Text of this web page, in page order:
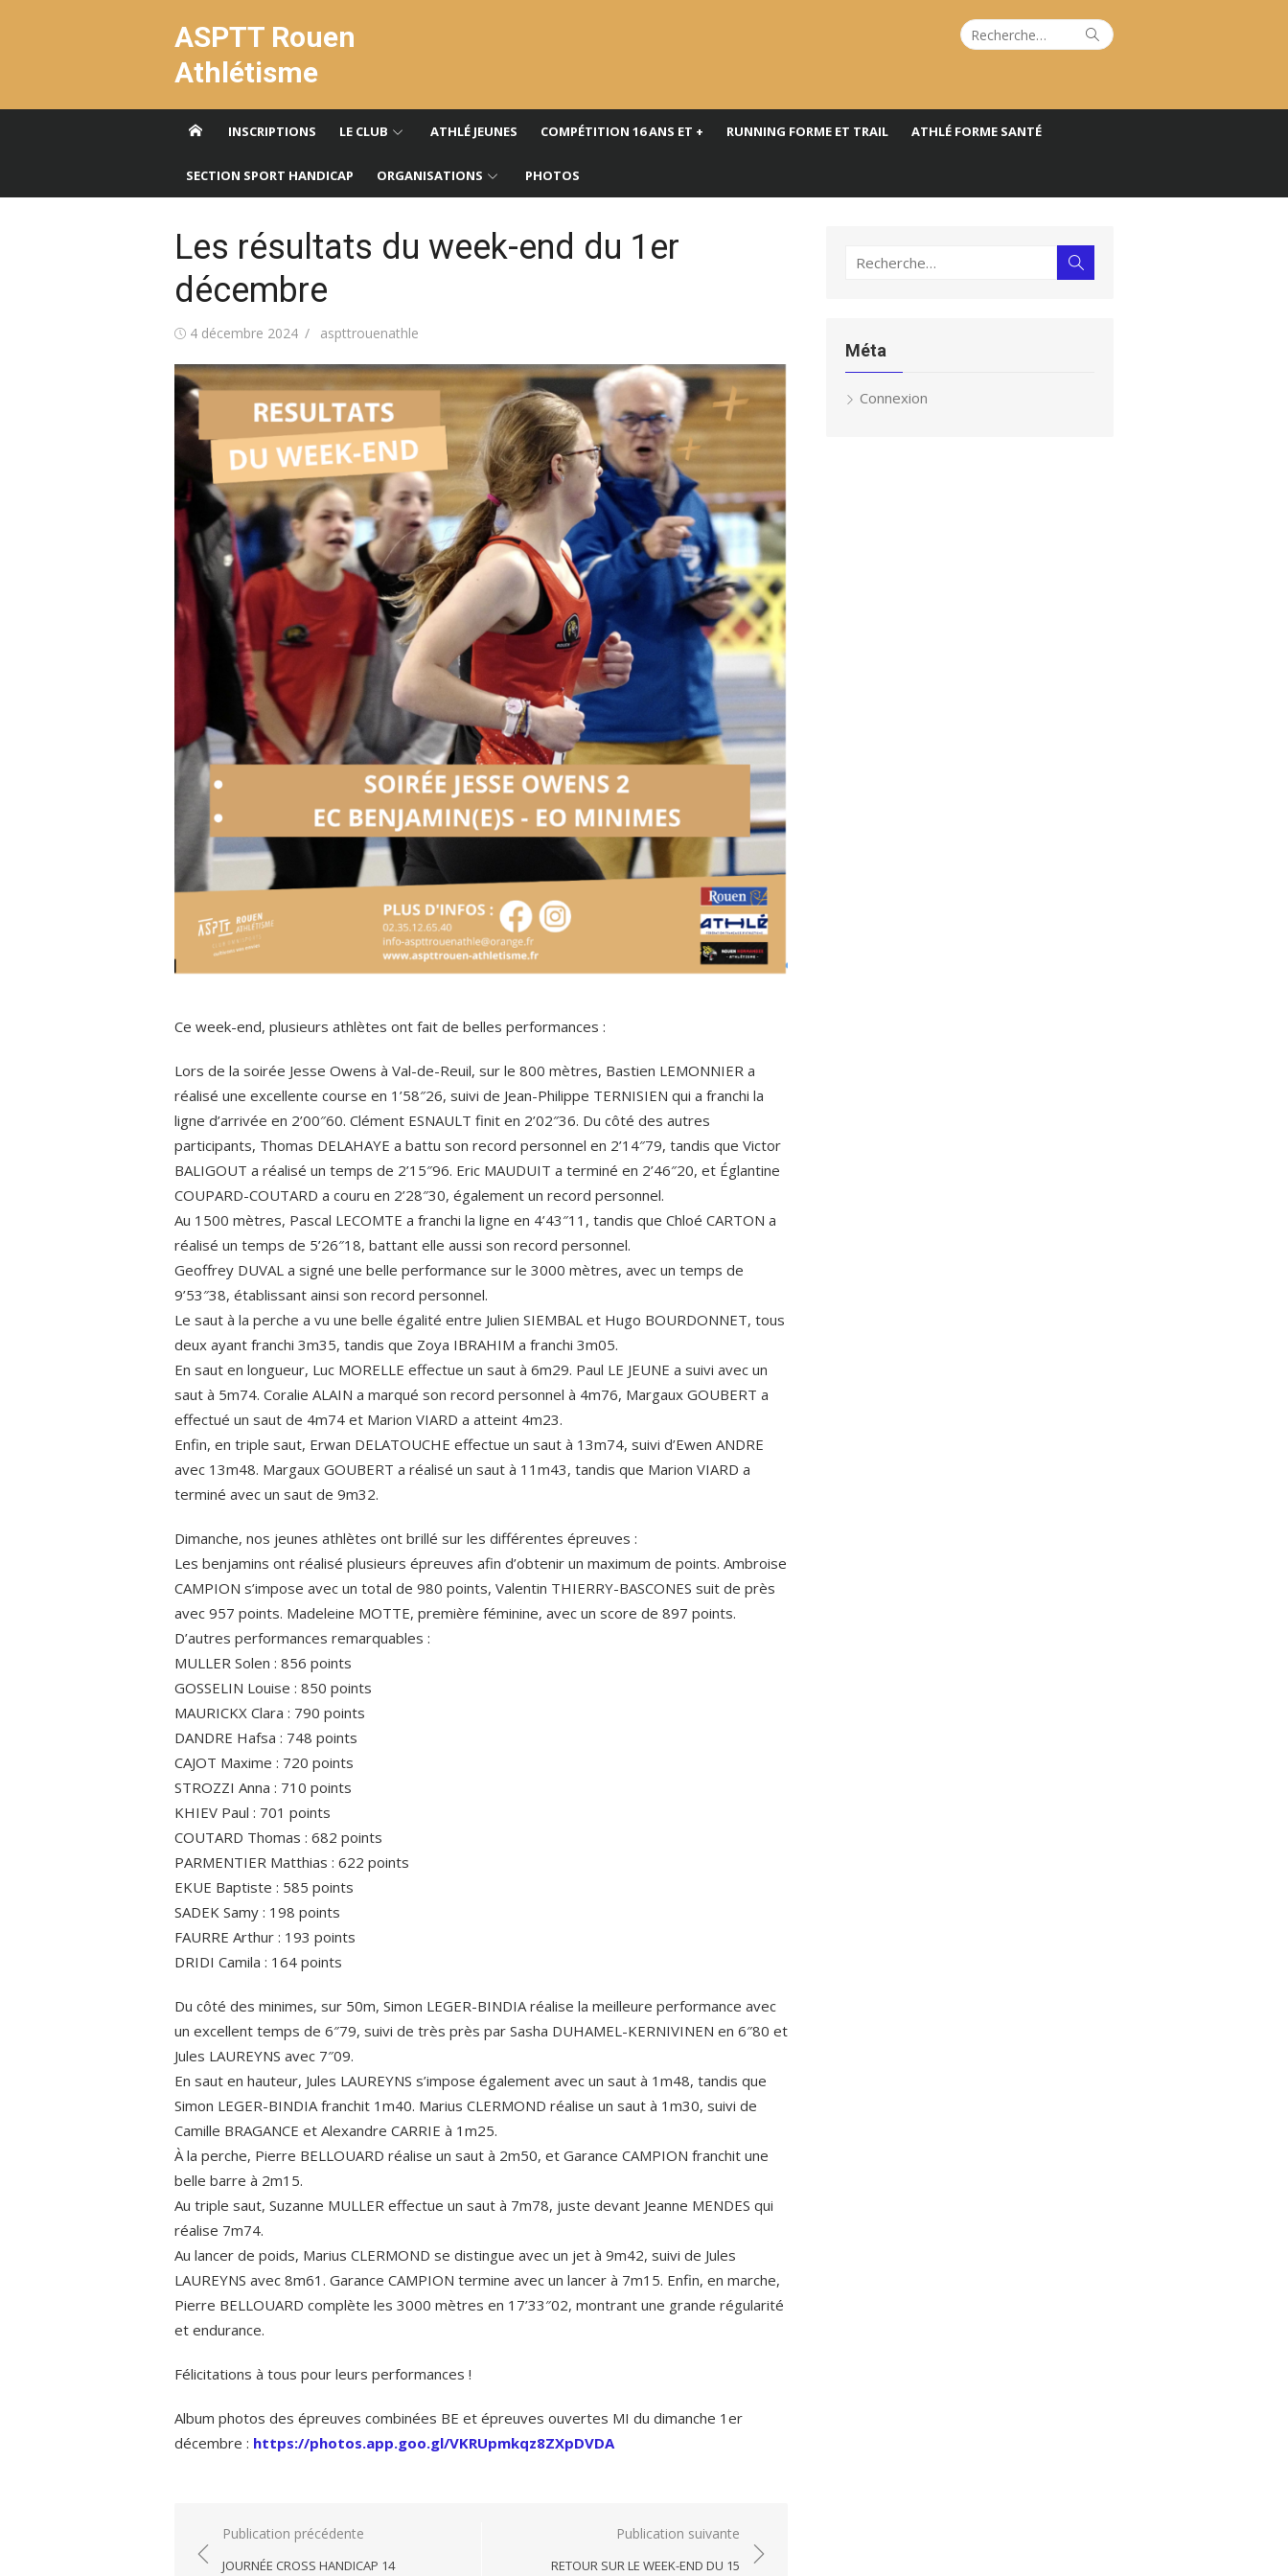
ASPTT Rouen
Athlétisme
Recherche
pour :
Rechercher
INSCRIPTIONS LE CLUB ATHLÉ JEUNES COMPÉTITION 16 ANS ET + RUNNING FORME ET TRAIL ATHLÉ FORME SANTÉ
SECTION SPORT HANDICAP ORGANISATIONS PHOTOS
Les résultats du week-end du 1er
décembre
Publié4 décembre 2024 Auteur/autrice
aspttrouenathle
Ce week-end, plusieurs athlètes ont fait de belles performances :
Lors de la soirée Jesse Owens à Val-de-Reuil, sur le 800 mètres, Bastien LEMONNIER a
réalisé une excellente course en 1’58″26, suivi de Jean-Philippe TERNISIEN qui a franchi la
ligne d’arrivée en 2’00″60. Clément ESNAULT finit en 2’02″36. Du côté des autres
participants, Thomas DELAHAYE a battu son record personnel en 2’14″79, tandis que Victor
BALIGOUT a réalisé un temps de 2’15″96. Eric MAUDUIT a terminé en 2’46″20, et Églantine
COUPARD-COUTARD a couru en 2’28″30, également un record personnel.
Au 1500 mètres, Pascal LECOMTE a franchi la ligne en 4’43″11, tandis que Chloé CARTON a
réalisé un temps de 5’26″18, battant elle aussi son record personnel.
Geoffrey DUVAL a signé une belle performance sur le 3000 mètres, avec un temps de
9’53″38, établissant ainsi son record personnel.
Le saut à la perche a vu une belle égalité entre Julien SIEMBAL et Hugo BOURDONNET, tous
deux ayant franchi 3m35, tandis que Zoya IBRAHIM a franchi 3m05.
En saut en longueur, Luc MORELLE effectue un saut à 6m29. Paul LE JEUNE a suivi avec un
saut à 5m74. Coralie ALAIN a marqué son record personnel à 4m76, Margaux GOUBERT a
effectué un saut de 4m74 et Marion VIARD a atteint 4m23.
Enfin, en triple saut, Erwan DELATOUCHE effectue un saut à 13m74, suivi d’Ewen ANDRE
avec 13m48. Margaux GOUBERT a réalisé un saut à 11m43, tandis que Marion VIARD a
terminé avec un saut de 9m32.
Dimanche, nos jeunes athlètes ont brillé sur les différentes épreuves :
Les benjamins ont réalisé plusieurs épreuves afin d’obtenir un maximum de points. Ambroise
CAMPION s’impose avec un total de 980 points, Valentin THIERRY-BASCONES suit de près
avec 957 points. Madeleine MOTTE, première féminine, avec un score de 897 points.
D’autres performances remarquables :
MULLER Solen : 856 points
GOSSELIN Louise : 850 points
MAURICKX Clara : 790 points
DANDRE Hafsa : 748 points
CAJOT Maxime : 720 points
STROZZI Anna : 710 points
KHIEV Paul : 701 points
COUTARD Thomas : 682 points
PARMENTIER Matthias : 622 points
EKUE Baptiste : 585 points
SADEK Samy : 198 points
FAURRE Arthur : 193 points
DRIDI Camila : 164 points
Du côté des minimes, sur 50m, Simon LEGER-BINDIA réalise la meilleure performance avec
un excellent temps de 6″79, suivi de très près par Sasha DUHAMEL-KERNIVINEN en 6″80 et
Jules LAUREYNS avec 7″09.
En saut en hauteur, Jules LAUREYNS s’impose également avec un saut à 1m48, tandis que
Simon LEGER-BINDIA franchit 1m40. Marius CLERMOND réalise un saut à 1m30, suivi de
Camille BRAGANCE et Alexandre CARRIE à 1m25.
À la perche, Pierre BELLOUARD réalise un saut à 2m50, et Garance CAMPION franchit une
belle barre à 2m15.
Au triple saut, Suzanne MULLER effectue un saut à 7m78, juste devant Jeanne MENDES qui
réalise 7m74.
Au lancer de poids, Marius CLERMOND se distingue avec un jet à 9m42, suivi de Jules
LAUREYNS avec 8m61. Garance CAMPION termine avec un lancer à 7m15. Enfin, en marche,
Pierre BELLOUARD complète les 3000 mètres en 17’33″02, montrant une grande régularité
et endurance.
Félicitations à tous pour leurs performances !
Album photos des épreuves combinées BE et épreuves ouvertes MI du dimanche 1er
décembre : https://photos.app.goo.gl/VKRUpmkqz8ZXpDVDA
Navigation
de
Publication précédente
JOURNÉE CROSS HANDICAP 14
Publication suivante
RETOUR SUR LE WEEK-END DU 15
Recherche
Méta
Connexion